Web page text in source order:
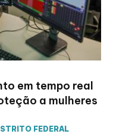
em tempo real
a mulheres
FEDERAL